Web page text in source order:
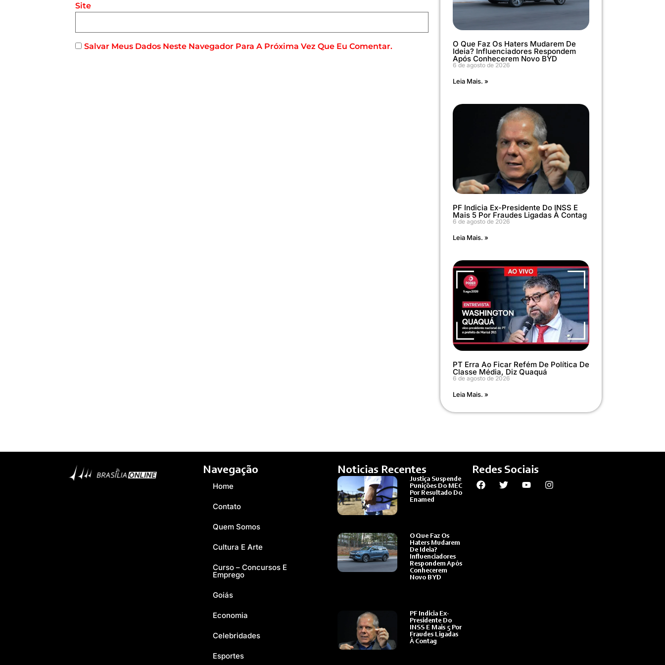
Site
Salvar Meus Dados Neste Navegador Para A Próxima Vez Que Eu Comentar. O Que Faz Os Haters Mudarem De
Ideia? Influenciadores Respondem
Após Conhecerem Novo BYD
6 de agosto de 2026
Leia Mais. »
PF Indicia Ex-Presidente Do INSS E
Mais 5 Por Fraudes Ligadas À Contag
6 de agosto de 2026
Leia Mais. »
PT Erra Ao Ficar Refém De Política De
Classe Média, Diz Quaquá
6 de agosto de 2026
Leia Mais. »
Navegação
Home
Contato
Quem Somos
Cultura E Arte
Curso – Concursos E
Emprego
Goiás
Economia
Celebridades
Esportes
Noticias Recentes
Justiça Suspende
Punições Do MEC
Por Resultado Do
Enamed
O Que Faz Os
Haters Mudarem
De Ideia?
Influenciadores
Respondem Após
Conhecerem
Novo BYD
PF Indicia Ex-
Presidente Do
INSS E Mais 5 Por
Fraudes Ligadas
À Contag
Redes Sociais